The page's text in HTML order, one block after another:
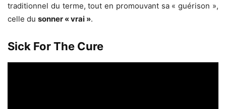
traditionnel du terme, tout en promouvant sa « guérison »,
celle du sonner « vrai ».
Sick For The Cure